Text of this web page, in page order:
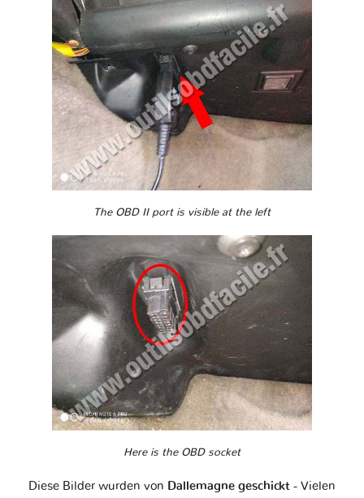
The OBD II port is visible at the left
Here is the OBD socket
Diese Bilder wurden von Dallemagne geschickt - Vielen